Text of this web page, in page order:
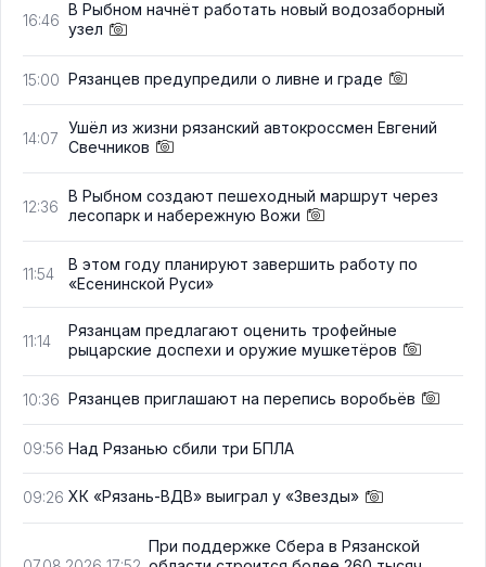
16:46
В Рыбном начнёт работать новый водозаборный
узел
15:00 Рязанцев предупредили о ливне и граде
14:07
Ушёл из жизни рязанский автокроссмен Евгений
Свечников
12:36
В Рыбном создают пешеходный маршрут через
лесопарк и набережную Вожи
11:54
В этом году планируют завершить работу по
«Есенинской Руси»
11:14
Рязанцам предлагают оценить трофейные
рыцарские доспехи и оружие мушкетёров
10:36 Рязанцев приглашают на перепись воробьёв
09:56 Над Рязанью сбили три БПЛА
09:26 ХК «Рязань-ВДВ» выиграл у «Звезды»
При поддержке Сбера в Рязанской